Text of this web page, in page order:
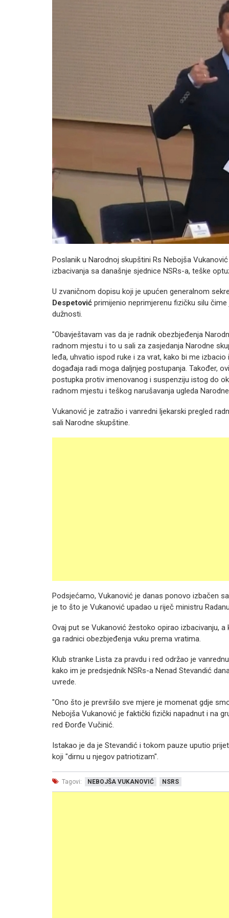
Poslanik u Narodnoj skupštini Rs Nebojša
izbacivanja sa današnje sjednice NSRs-a, teške
U zvaničnom dopisu koji je upućen generalnom
Despetović primijenio neprimjerenu fizičku silu
dužnosti.
"Obavještavam vas da je radnik obezbjeđenja
radnom mjestu i to u sali za zasjedanja Narodne
leđa, uhvatio ispod ruke i za vrat, kako bi me
događaja radi moga daljnjeg postupanja. Također,
postupka protiv imenovanog i suspenziju istog do
radnom mjestu i teškog narušavanja ugleda
Vukanović je zatražio i vanredni ljekarski pregled
sali Narodne skupštine.
Podsjećamo, Vukanović je danas ponovo izbačen
je to što je Vukanović upadao u riječ ministru
Ovaj put se Vukanović žestoko opirao izbacivanju,
ga radnici obezbjeđenja vuku prema vratima.
Klub stranke Lista za pravdu i red održao je
kako im je predsjednik NSRs-a Nenad Stevandić
uvrede.
"Ono što je prevršilo sve mjere je momenat gdje
Nebojša Vukanović je faktički fizički napadnut i na
red Đorđe Vučinić.
Istakao je da je Stevandić i tokom pauze uputio
koji "dirnu u njegov patriotizam".
Tagovi: NEBOJŠA VUKANOVIĆ NSRS